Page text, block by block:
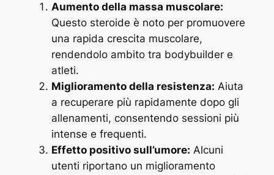
Aumento della massa muscolare:
Questo steroide è noto per promuovere
una rapida crescita muscolare,
rendendolo ambito tra bodybuilder e
atleti.
Miglioramento della resistenza: Aiuta
a recuperare più rapidamente dopo gli
allenamenti, consentendo sessioni più
intense e frequenti.
Effetto positivo sull’umore: Alcuni
utenti riportano un miglioramento